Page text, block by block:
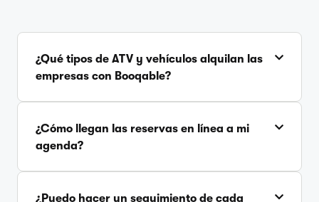
¿Qué tipos de ATV y vehículos alquilan las
empresas con Booqable?
¿Cómo llegan las reservas en línea a mi
agenda?
¿Puedo hacer un seguimiento de cada